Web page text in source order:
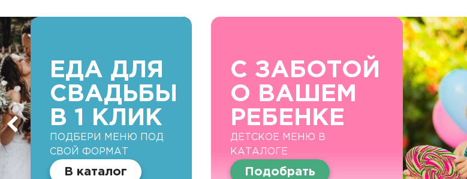
ЕДА ДЛЯ
СВАДЬБЫ
В 1 КЛИК
ПОДБЕРИ МЕНЮ ПОД
СВОЙ ФОРМАТ
В каталог
С ЗАБОТОЙ
О ВАШЕМ
РЕБЕНКЕ
ДЕТСКОЕ МЕНЮ В
КАТАЛОГЕ
Подобрать